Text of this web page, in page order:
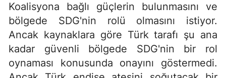
Koalisyona bağlı güçlerin bulunmasını ve
bölgede SDG'nin rolü olmasını istiyor.
Ancak kaynaklara göre Türk tarafı şu ana
kadar güvenli bölgede SDG'nin bir rol
oynaması konusunda onayını göstermedi.